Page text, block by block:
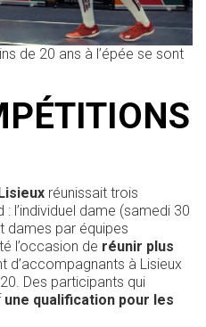
de 20 ans à l’épée se sont
réunissait trois
l’individuel dame (samedi 30
dames par équipes
l’occasion de réunir plus
d’accompagnants à Lisieux
Des participants qui
une qualification pour les